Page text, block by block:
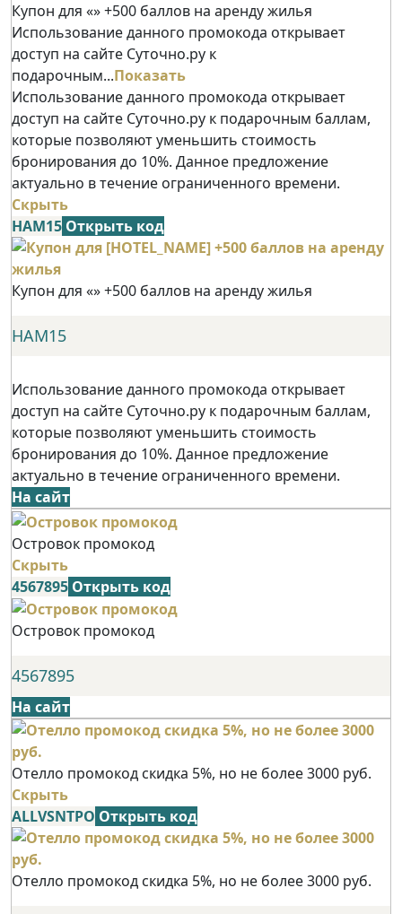
Купон для «» +500 баллов на аренду жилья
Использование данного промокода открывает
доступ на сайте Суточно.ру к
подарочным...Показать
Использование данного промокода открывает
доступ на сайте Суточно.ру к подарочным баллам,
которые позволяют уменьшить стоимость
бронирования до 10%. Данное предложение
актуально в течение ограниченного времени.
Скрыть
НАМ15 Открыть код
Купон для «» +500 баллов на аренду жилья
НАМ15
Использование данного промокода открывает
доступ на сайте Суточно.ру к подарочным баллам,
которые позволяют уменьшить стоимость
бронирования до 10%. Данное предложение
актуально в течение ограниченного времени.
На сайт
Островок промокод
Скрыть
4567895 Открыть код
Островок промокод
4567895
На сайт
Отелло промокод скидка 5%, но не более 3000 руб.
Скрыть
ALLVSNTPO Открыть код
Отелло промокод скидка 5%, но не более 3000 руб.